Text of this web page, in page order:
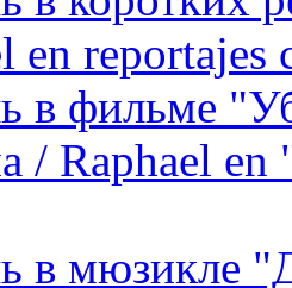
en reportajes
в фильме
/ Raphael
в мюзикле